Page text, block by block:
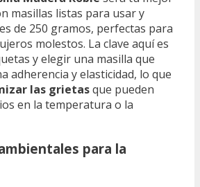
masillas listas para usar y
de 250 gramos, perfectas para
molestos. La clave aquí es
y elegir una masilla que
adherencia y elasticidad, lo que
las grietasque pueden
en la temperatura o la
para la